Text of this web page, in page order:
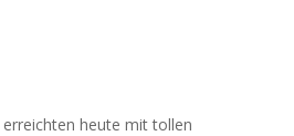
erreichten heute mit tollen